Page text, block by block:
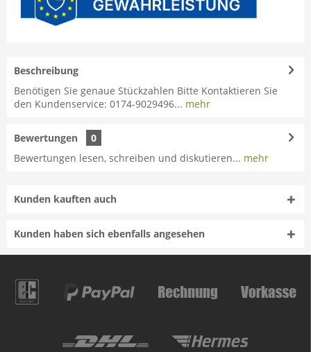
Beschreibung
Benötigen Sie genaue Stückzahlen Bitte Kontaktieren Sie
den Kundenservice: 0174-9029496... mehr
Bewertungen
0
Bewertungen lesen, schreiben und diskutieren... mehr
Kunden kauften auch
Kunden haben sich ebenfalls angesehen